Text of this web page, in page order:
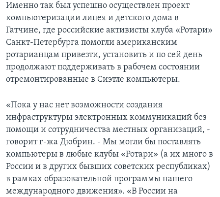
Именно так был успешно осуществлен проект
компьютеризации лицея и детского дома в
Гатчине, где российские активисты клуба «Ротари»
Санкт-Петербурга помогли американским
ротарианцам привезти, установить и по сей день
продолжают поддерживать в рабочем состоянии
отремонтированные в Сиэтле компьютеры.
«Пока у нас нет возможности создания
инфраструктуры электронных коммуникаций без
помощи и сотрудничества местных организаций, -
говорит г-жа Дюбрин. - Мы могли бы поставлять
компьютеры в любые клубы «Ротари» (а их много в
России и в других бывших советских республиках)
в рамках образовательной программы нашего
международного движения». «В России на